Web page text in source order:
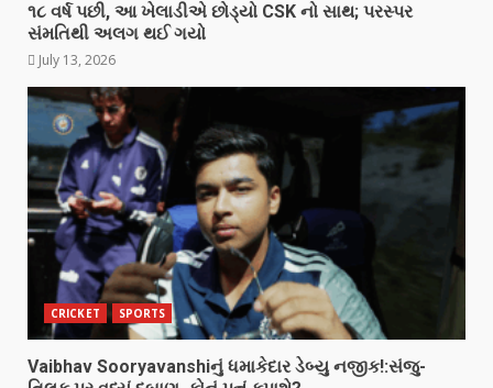
૧૮ વર્ષ પછી, આ ખેલાડીએ છોડ્યો CSK નો સાથ; પરસ્પર
સંમતિથી અલગ થઈ ગયો
July 13, 2026
CRICKET SPORTS
Vaibhav Sooryavanshiનું ધમાકેદાર ડેબ્યુ નજીક!:સંજુ-